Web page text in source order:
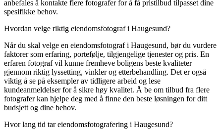
anbefales å kontakte flere fotografer for å få pristilbud tilpasset dine
spesifikke behov.
Hvordan velge riktig eiendomsfotograf i Haugesund?
Når du skal velge en eiendomsfotograf i Haugesund, bør du vurdere
faktorer som erfaring, portefølje, tilgjengelige tjenester og pris. En
erfaren fotograf vil kunne fremheve boligens beste kvaliteter
gjennom riktig lyssetting, vinkler og etterbehandling. Det er også
viktig å se på eksempler av tidligere arbeid og lese
kundeanmeldelser for å sikre høy kvalitet. Å be om tilbud fra flere
fotografer kan hjelpe deg med å finne den beste løsningen for ditt
budsjett og dine behov.
Hvor lang tid tar eiendomsfotografering i Haugesund?